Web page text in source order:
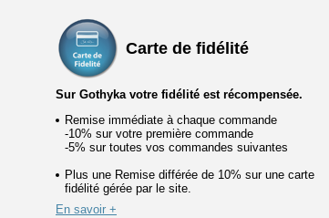
Carte de fidélité
Sur Gothyka votre fidélité est récompensée.
Remise immédiate à chaque commande
-10% sur votre première commande
-5% sur toutes vos commandes suivantes
Plus une Remise différée de 10% sur une carte
fidélité gérée par le site.
En savoir +